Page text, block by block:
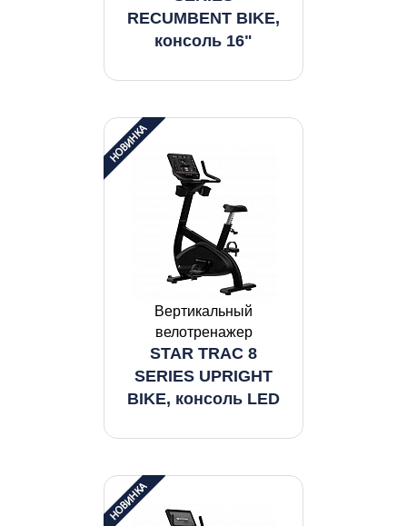
RECUMBENT BIKE,
консоль 16"
Вертикальный
велотренажер
STAR TRAC 8
SERIES UPRIGHT
BIKE, консоль LED